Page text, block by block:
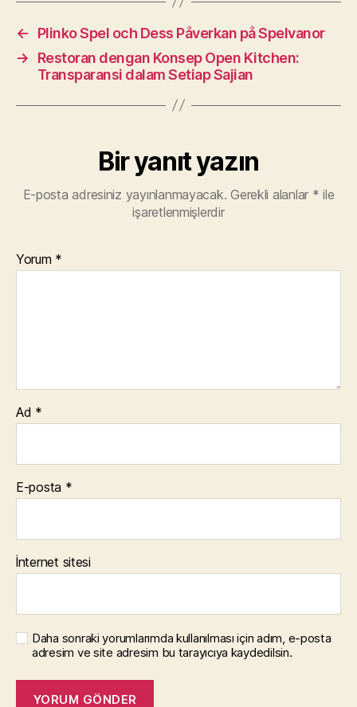
←
Plinko Spel och Dess Påverkan på Spelvanor
→
Restoran dengan Konsep Open Kitchen:
Transparansi dalam Setiap Sajian
Bir yanıt yazın
E-posta adresiniz yayınlanmayacak. Gerekli alanlar * ile
işaretlenmişlerdir
Yorum *
Ad *
E-posta *
İnternet sitesi
Daha sonraki yorumlarımda kullanılması için adım, e-posta
adresim ve site adresim bu tarayıcıya kaydedilsin.